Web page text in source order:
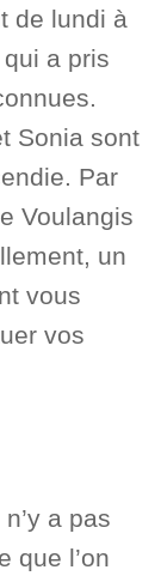
de lundi à
a pris
Sonia sont
Par
Voulangis
un
vous
vos
a pas
que l’on